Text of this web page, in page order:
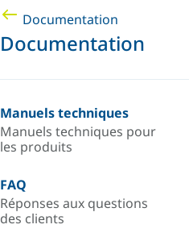
Documentation
Documentation
Manuels techniques
Manuels techniques pour
les produits
FAQ
Réponses aux questions
des clients